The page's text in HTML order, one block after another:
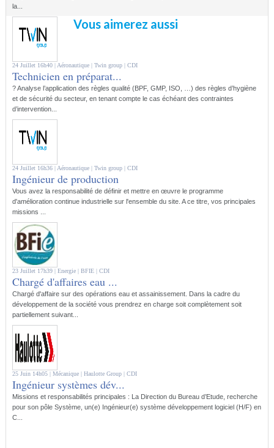
la...
24 Juillet 16h40 | Aéronautique| Twin group | CDI
Technicien en préparat...
? Analyse l’application des règles qualité (BPF, GMP, ISO, …) des règles d’hygiène
et de sécurité du secteur, en tenant compte le cas échéant des contraintes
d’intervention...
24 Juillet 16h36 | Aéronautique| Twin group | CDI
Ingénieur de production
Vous avez la responsabilité de définir et mettre en œuvre le programme
d'amélioration continue industrielle sur l'ensemble du site. A ce titre, vos principales
missions ...
23 Juillet 17h39 | Energie| BFIE | CDI
Chargé d'affaires eau ...
Chargé d'affaire sur des opérations eau et assainissement. Dans la cadre du
développement de la société vous prendrez en charge soit complètement soit
partiellement suivant...
25 Juin 14h05 | Mécanique| Haulotte Group | CDI
Ingénieur systèmes dév...
Missions et responsabilités principales : La Direction du Bureau d’Etude, recherche
pour son pôle Système, un(e) Ingénieur(e) système développement logiciel (H/F) en
C...
Vous aimerez aussi